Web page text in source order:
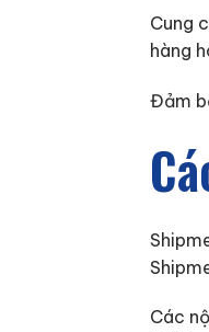
Cung
hàng
Đảm
Các